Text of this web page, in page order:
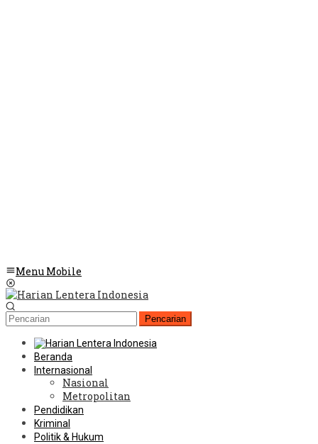
Menu Mobile
Pencarian
Beranda
Internasional
Nasional
Metropolitan
Pendidikan
Kriminal
Politik & Hukum